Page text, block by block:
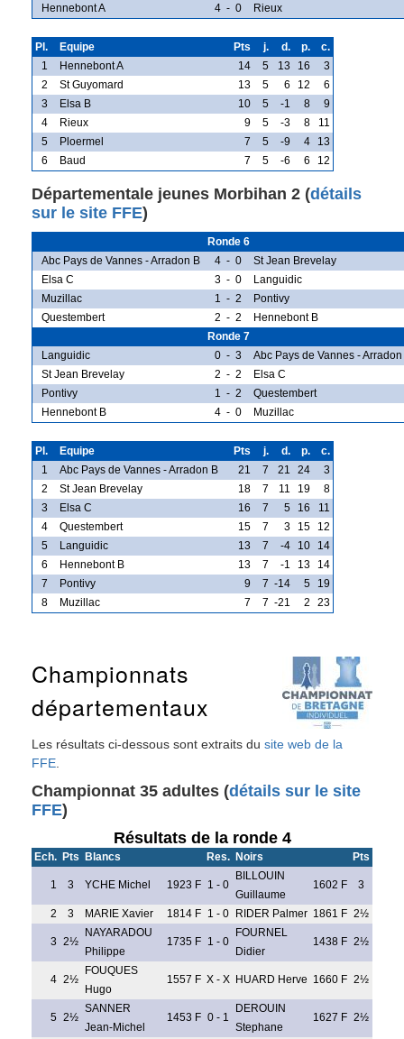
Hennebont A 4 - 0 Rieux
Pl. Equipe Pts j. d. p.
c.
1
Hennebont A 14 5 13 16
3
2
St Guyomard 13 5 6 12
6
3
Elsa B 10 5 -1 8
9
4
Rieux 9 5 -3 8
11
5
Ploermel 7 5 -9 4
13
6
Baud 7 5 -6 6 12
Départementale jeunes Morbihan 2 (détails
sur le site FFE)
Ronde 6
Abc Pays de Vannes - Arradon B
4 - 0
St Jean Brevelay
Elsa C
3 - 0
Languidic
Muzillac
1 - 2
Pontivy
Questembert
2 - 2
Hennebont B
Ronde 7
Languidic
0 - 3
Abc Pays de Vannes - Arradon
St Jean Brevelay
2 - 2
Elsa C
Pontivy
1 - 2
Questembert
Hennebont B
4 - 0 Muzillac
Pl. Equipe Pts j. d. p.
c.
1
Abc Pays de Vannes - Arradon B 21 7 21 24
3
2
St Jean Brevelay 18 7 11 19
8
3
Elsa C 16 7 5 16
11
4
Questembert 15 7 3 15
12
5
Languidic 13 7 -4 10
14
6
Hennebont B 13 7 -1 13
14
7
Pontivy 9 7 -14 5
19
8
Muzillac 7 7 -21 2 23
Championnats
départementaux
Les résultats ci-dessous sont extraits du site web de la
FFE
Championnat 35 adultes (détails sur le site
FFE)
Résultats de la ronde 4
Ech. Pts Blancs Res. Noirs Pts
1 3 YCHE Michel 1923 F 1 - 0
BILLOUIN
Guillaume
1602 F 3
2 3 MARIE Xavier 1814 F 1 - 0 RIDER Palmer 1861 F 2½
3 2½
NAYARADOU
Philippe
1735 F 1 - 0
FOURNEL
Didier
1438 F 2½
4 2½
FOUQUES
Hugo
1557 F X - X HUARD Herve 1660 F 2½
5 2½
SANNER
Jean-Michel
1453 F 0 - 1
DEROUIN
Stephane
1627 F 2½